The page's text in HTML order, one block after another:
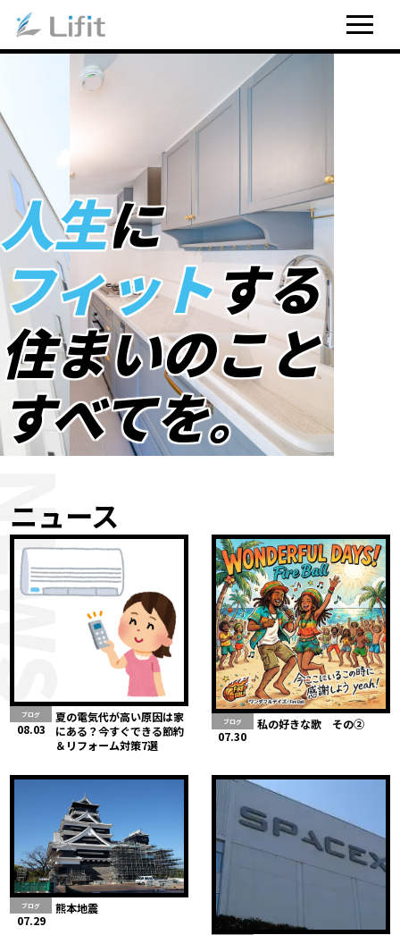
人生に
フィットする
住まいのこと
すべてを。
ニュース
ブログ
08.03
夏の電気代が高い原因は家
にある？今すぐできる節約
＆リフォーム対策7選
ブログ
07.30
私の好きな歌 その②
ブログ
07.29
熊本地震